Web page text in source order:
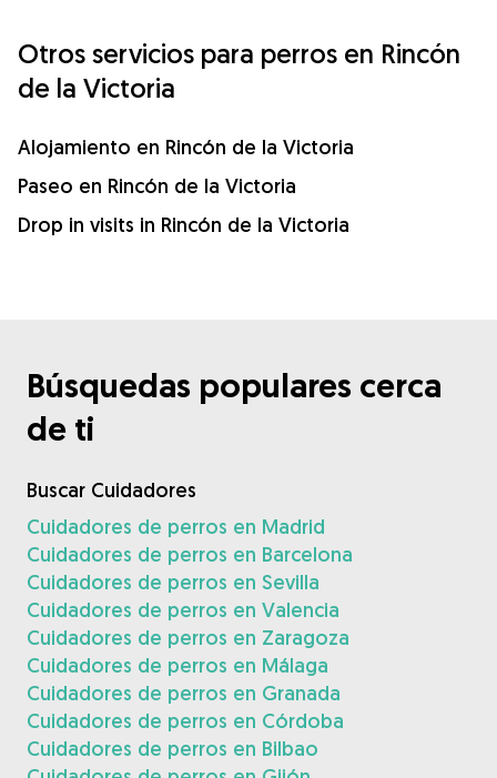
Otros servicios para perros en Rincón
de la Victoria
Alojamiento en Rincón de la Victoria
Paseo en Rincón de la Victoria
Drop in visits in Rincón de la Victoria
Búsquedas populares cerca
de ti
Buscar Cuidadores
Cuidadores de perros en Madrid
Cuidadores de perros en Barcelona
Cuidadores de perros en Sevilla
Cuidadores de perros en Valencia
Cuidadores de perros en Zaragoza
Cuidadores de perros en Málaga
Cuidadores de perros en Granada
Cuidadores de perros en Córdoba
Cuidadores de perros en Bilbao